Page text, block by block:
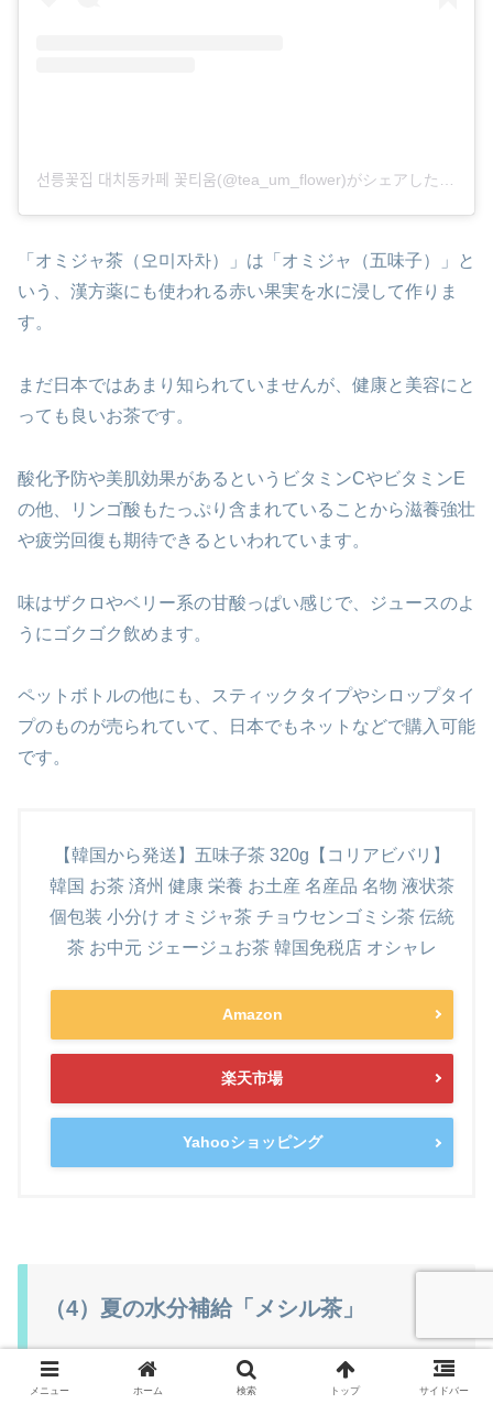
「オミジャ茶（오미자차）」は「オミジャ（五味子）」と
いう、漢方薬にも使われる赤い果実を水に浸して作りま
す。
まだ日本ではあまり知られていませんが、健康と美容にと
っても良いお茶です。
酸化予防や美肌効果があるというビタミンCやビタミンE
の他、リンゴ酸もたっぷり含まれていることから滋養強壮
や疲労回復も期待できるといわれています。
味はザクロやベリー系の甘酸っぱい感じで、ジュースのよ
うにゴクゴク飲めます。
ペットボトルの他にも、スティックタイプやシロップタイ
プのものが売られていて、日本でもネットなどで購入可能
です。
【韓国から発送】五味子茶 320g【コリアビバリ】
韓国 お茶 済州 健康 栄養 お土産 名産品 名物 液状茶
個包装 小分け オミジャ茶 チョウセンゴミシ茶 伝統
茶 お中元 ジェージュお茶 韓国免税店 オシャレ
Amazon
楽天市場
Yahooショッピング
（4）夏の水分補給「メシル茶」
メニュー ホーム 検索 トップ サイドバー